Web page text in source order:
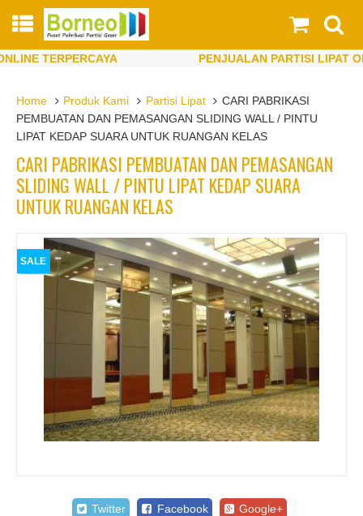
TERPERCAYA
PENJUALAN PARTISI LIPAT
Home
Produk Kami Partisi Lipat
CARI PABRIKASI
PEMBUATAN DAN PEMASANGAN SLIDING WALL / PINTU
LIPAT KEDAP SUARA UNTUK RUANGAN KELAS
CARI PABRIKASI PEMBUATAN DAN PEMASANGAN
SLIDING WALL / PINTU LIPAT KEDAP SUARA
UNTUK RUANGAN KELAS
SALE
Twitter Facebook Google+